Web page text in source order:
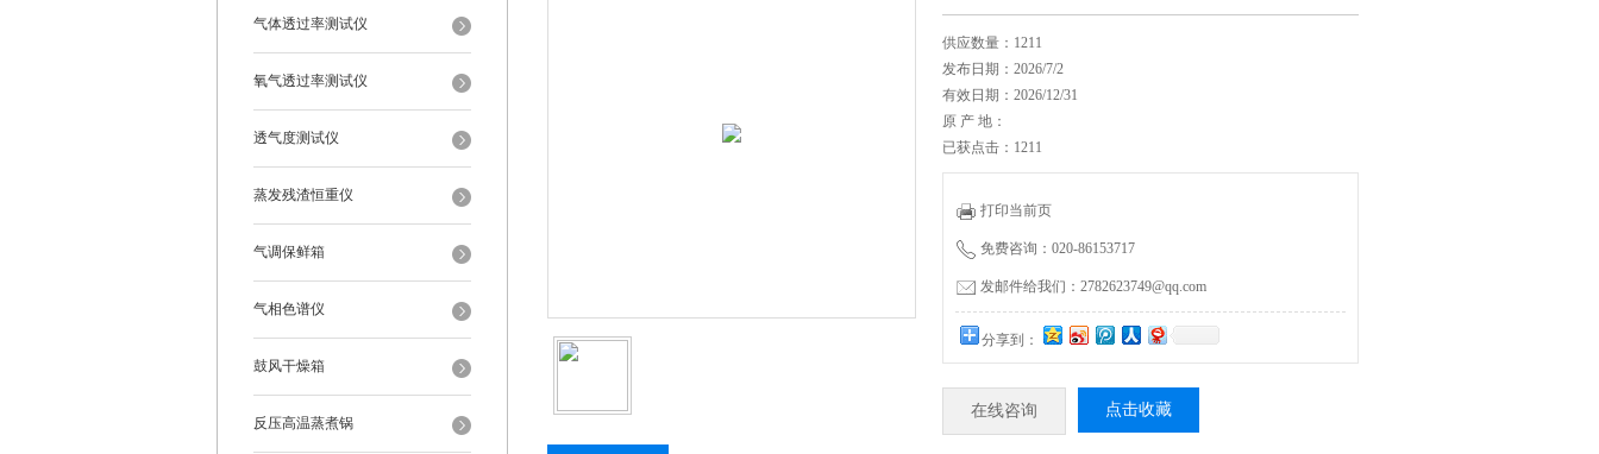
气体透过率测试仪
氧气透过率测试仪
透气度测试仪
蒸发残渣恒重仪
气调保鲜箱
气相色谱仪
鼓风干燥箱
反压高温蒸煮锅
供应数量：1211
发布日期：2026/7/2
有效日期：2026/12/31
原 产 地：
已获点击：1211
打印当前页
免费咨询：020-86153717
发邮件给我们：2782623749@qq.com
分享到：
在线咨询 点击收藏